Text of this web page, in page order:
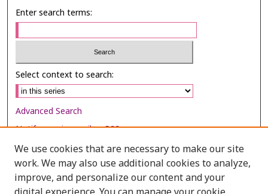
Enter search terms:
Select context to search:
Advanced Search
Notify me via email orRSS
Browse
Collections
We use cookies that are necessary to make our site
work. We may also use additional cookies to analyze,
improve, and personalize our content and your